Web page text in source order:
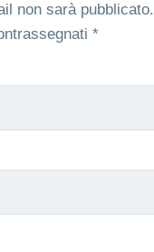
non sarà pubblicato.
*